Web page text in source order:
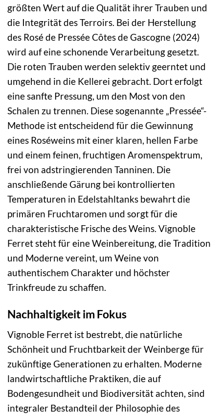
größten Wert auf die Qualität ihrer Trauben und
die Integrität des Terroirs. Bei der Herstellung
des Rosé de Pressée Côtes de Gascogne (2024)
wird auf eine schonende Verarbeitung gesetzt.
Die roten Trauben werden selektiv geerntet und
umgehend in die Kellerei gebracht. Dort erfolgt
eine sanfte Pressung, um den Most von den
Schalen zu trennen. Diese sogenannte „Pressée“-
Methode ist entscheidend für die Gewinnung
eines Roséweins mit einer klaren, hellen Farbe
und einem feinen, fruchtigen Aromenspektrum,
frei von adstringierenden Tanninen. Die
anschließende Gärung bei kontrollierten
Temperaturen in Edelstahltanks bewahrt die
primären Fruchtaromen und sorgt für die
charakteristische Frische des Weins. Vignoble
Ferret steht für eine Weinbereitung, die Tradition
und Moderne vereint, um Weine von
authentischem Charakter und höchster
Trinkfreude zu schaffen.
Nachhaltigkeit im Fokus
Vignoble Ferret ist bestrebt, die natürliche
Schönheit und Fruchtbarkeit der Weinberge für
zukünftige Generationen zu erhalten. Moderne
landwirtschaftliche Praktiken, die auf
Bodengesundheit und Biodiversität achten, sind
integraler Bestandteil der Philosophie des